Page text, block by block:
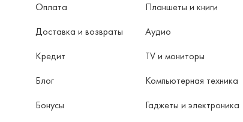
Оплата
Доставка и возвраты
Кредит
Блог
Бонусы
Планшеты и книги
Аудио
TV и мониторы
Компьютерная техника
Гаджеты и электроника